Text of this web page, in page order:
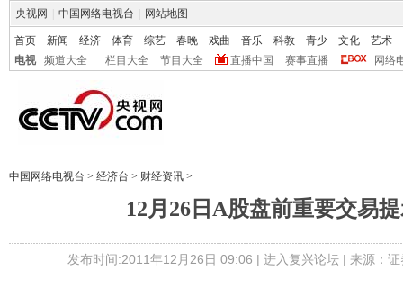
央视网 中国网络电视台 网站地图
首页 新闻 经济 体育 综艺 春晚 戏曲 音乐 科教 青少 文化
艺术
电视
频道大全 栏目大全 节目大全 直播中国 赛事直播 网络
中国网络电视台 > 经济台 > 财经资讯 >
12月26日A股盘前重要交易
发布时间:2011年12月26日 09:06 | 进入复兴论坛| 来源：